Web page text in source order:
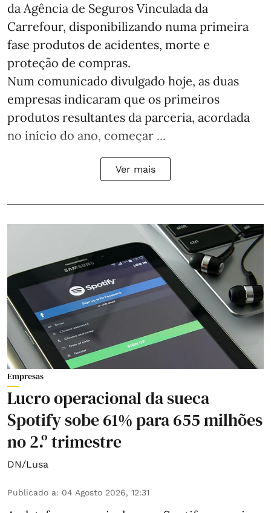
da Agência de Seguros Vinculada da
Carrefour, disponibilizando numa primeira
fase produtos de acidentes, morte e
proteção de compras.
Num comunicado divulgado hoje, as duas
empresas indicaram que os primeiros
produtos resultantes da parceria, acordada
no início do ano, começar ...
Ver mais
Empresas
Lucro operacional da sueca
Spotify sobe 61% para 655 milhões
no 2.º trimestre
DN/Lusa
Publicado a: 04 Agosto 2026, 12:31